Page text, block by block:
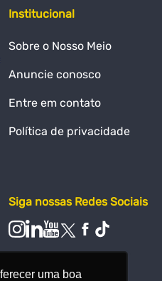
uma boa
Institucional
Sobre o Nosso Meio
Anuncie conosco
Entre em contato
Política de privacidade
Siga nossas Redes Sociais